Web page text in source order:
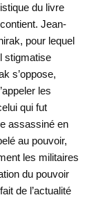
du livre
Jean-
pour lequel
stigmatise
s’oppose,
les
qui fut
assassiné en
au pouvoir,
les militaires
du pouvoir
de l’actualité